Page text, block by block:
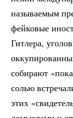
называемым
фейковые
Гитлера,
собирают
солью
этих